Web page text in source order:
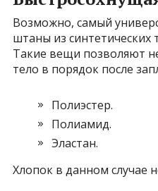
Возможно, самый
штаны из синтетических
Такие вещи позволяют
тело в порядок после
Полиэстер.
Полиамид.
Эластан.
Хлопок в данном случае